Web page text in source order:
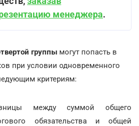
менеджера.
группы могут попасть в
при условии одновременного
критериям:
между суммой общего
обязательства и общей